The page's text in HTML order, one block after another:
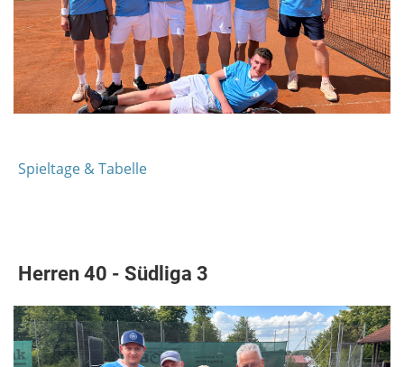
Spieltage & Tabelle
Herren 40 - Südliga 3